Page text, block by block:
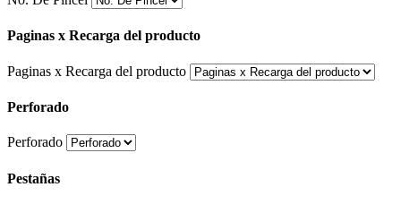
Paginas x Recarga del producto
Paginas x Recarga del producto
Perforado
Perforado
Pestañas